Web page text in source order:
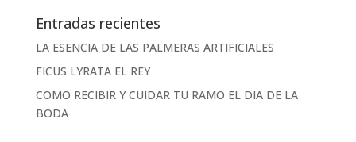
Entradas recientes
LA ESENCIA DE LAS PALMERAS ARTIFICIALES
FICUS LYRATA EL REY
COMO RECIBIR Y CUIDAR TU RAMO EL DIA DE LA
BODA